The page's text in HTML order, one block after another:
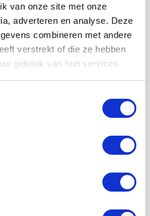
van onze site met onze
adverteren en analyse. Deze
combineren met andere
verstrekt of die ze hebben
gebruik van hun services.